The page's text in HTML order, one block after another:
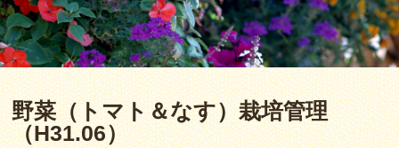
野菜（トマト＆なす）栽培管理
（H31.06）